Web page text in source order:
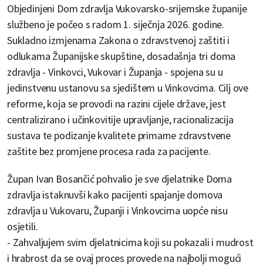
Objedinjeni Dom zdravlja Vukovarsko-srijemske županije
službeno je počeo s radom 1. siječnja 2026. godine.
Sukladno izmjenama Zakona o zdravstvenoj zaštiti i
odlukama Županijske skupštine, dosadašnja tri doma
zdravlja - Vinkovci, Vukovar i Županja - spojena su u
jedinstvenu ustanovu sa sjedištem u Vinkovcima. Cilj ove
reforme, koja se provodi na razini cijele države, jest
centralizirano i učinkovitije upravljanje, racionalizacija
sustava te podizanje kvalitete primarne zdravstvene
zaštite bez promjene procesa rada za pacijente.
Župan Ivan Bosančić pohvalio je sve djelatnike Doma
zdravlja istaknuvši kako pacijenti spajanje domova
zdravlja u Vukovaru, Županji i Vinkovcima uopće nisu
osjetili.
- Zahvaljujem svim djelatnicima koji su pokazali i mudrost
i hrabrost da se ovaj proces provede na najbolji mogući